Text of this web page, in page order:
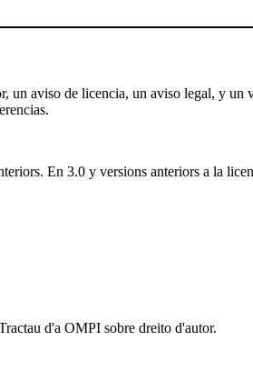
un aviso de licencia, un aviso legal, y un
En 3.0 y versions anteriors a la
d'a OMPI sobre dreito d'autor.